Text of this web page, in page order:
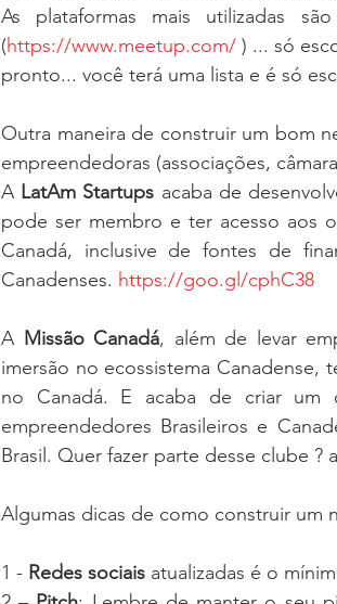
As plataformas mais utilizadas
(https://www.meetup.com/ ) ... só
pronto... você terá uma lista e é só
Outra maneira de construir um bom
empreendedoras (associações,
A LatAm Startups acaba de
pode ser membro e ter acesso aos
Canadá, inclusive de fontes de
Canadenses. https://goo.gl/cphC38
A Missão Canadá, além de levar
imersão no ecossistema Canadense,
no Canadá. E acaba de criar um
empreendedores Brasileiros e
Brasil. Quer fazer parte desse clube ?
Algumas dicas de como construir um
1 - Redes sociais atualizadas é o